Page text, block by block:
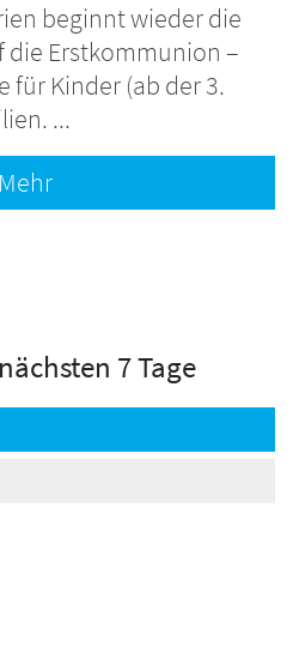
beginnt wieder die
Erstkommunion –
für Kinder (ab der 3.
...
Mehr
7 Tage